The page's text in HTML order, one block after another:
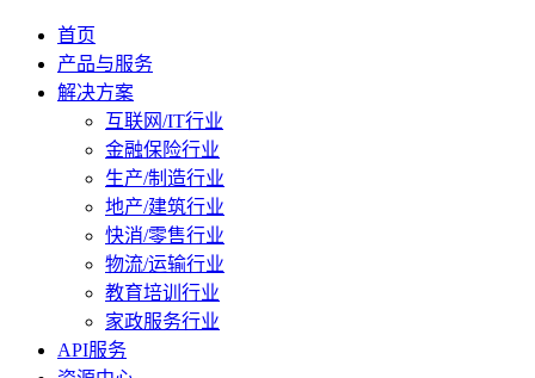
首页
产品与服务
解决方案
互联网/IT行业
金融保险行业
生产/制造行业
地产/建筑行业
快消/零售行业
物流/运输行业
教育培训行业
家政服务行业
API服务